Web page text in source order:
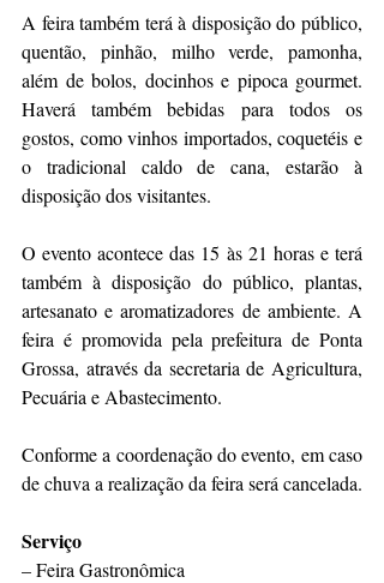
A feira também terá à disposição do público,
quentão, pinhão, milho verde, pamonha,
além de bolos, docinhos e pipoca gourmet.
Haverá também bebidas para todos os
gostos, como vinhos importados, coquetéis e
o tradicional caldo de cana, estarão à
disposição dos visitantes.
O evento acontece das 15 às 21 horas e terá
também à disposição do público, plantas,
artesanato e aromatizadores de ambiente. A
feira é promovida pela prefeitura de Ponta
Grossa, através da secretaria de Agricultura,
Pecuária e Abastecimento.
Conforme a coordenação do evento, em caso
de chuva a realização da feira será cancelada.
Serviço
– Feira Gastronômica